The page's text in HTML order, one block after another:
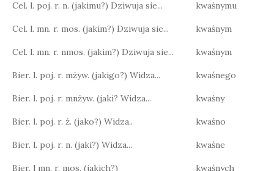
Cel. l. poj. r. n. (jakimu?) Dziwuja sie... kwaśnymu
Cel. l. mn. r. mos. (jakim?) Dziwuja sie... kwaśnym
Cel. l. mn. r. nmos. (jakim?) Dziwuja sie... kwaśnym
Bier. l. poj. r. mżyw. (jakigo?) Widza... kwaśnego
Bier. l. poj. r. mnżyw. (jaki? Widza... kwaśny
Bier. l. poj. r. ż. (jako?) Widza.. kwaśno
Bier. l. poj. r. n. (jaki?) Widza... kwaśne
Bier. l mn. r. mos. (jakich?)
kwaśnych